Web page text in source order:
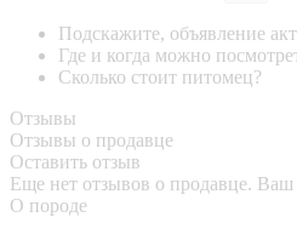
Подскажите, объявление
Где и когда можно
Сколько стоит питомец?
Отзывы
Отзывы о продавце
Оставить отзыв
Еще нет отзывов о продавце. Ваш
О породе